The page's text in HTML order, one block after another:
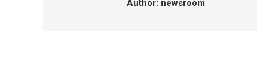
Author: newsroom